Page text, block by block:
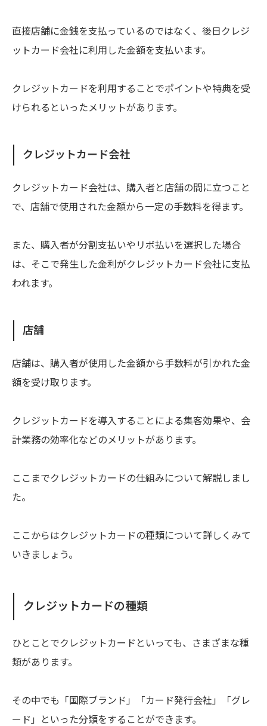
直接店舗に金銭を支払っているのではなく、後日クレジ
ットカード会社に利用した金額を支払います。
クレジットカードを利用することでポイントや特典を受
けられるといったメリットがあります。
クレジットカード会社
クレジットカード会社は、購入者と店舗の間に立つこと
で、店舗で使用された金額から一定の手数料を得ます。
また、購入者が分割支払いやリボ払いを選択した場合
は、そこで発生した金利がクレジットカード会社に支払
われます。
店舗
店舗は、購入者が使用した金額から手数料が引かれた金
額を受け取ります。
クレジットカードを導入することによる集客効果や、会
計業務の効率化などのメリットがあります。
ここまでクレジットカードの仕組みについて解説しまし
た。
ここからはクレジットカードの種類について詳しくみて
いきましょう。
クレジットカードの種類
ひとことでクレジットカードといっても、さまざまな種
類があります。
その中でも「国際ブランド」「カード発行会社」「グレ
ード」といった分類をすることができます。